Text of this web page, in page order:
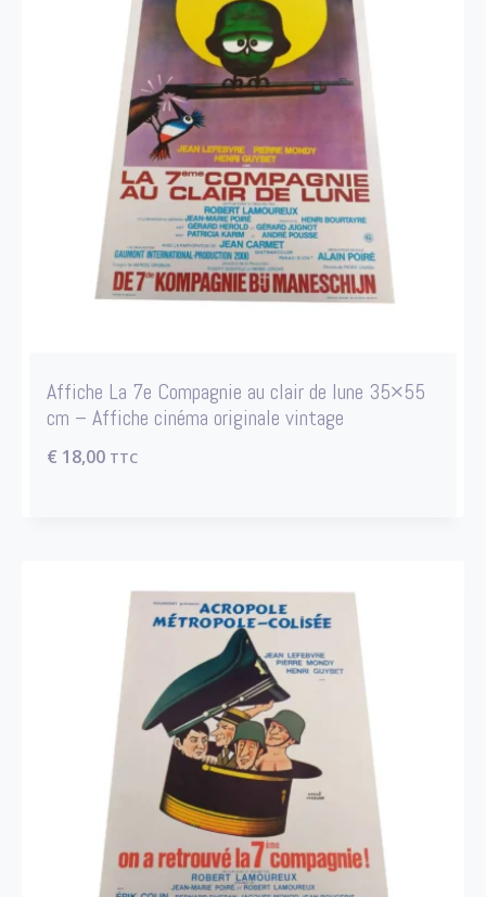
Affiche La 7e Compagnie au clair de lune 35×55
cm – Affiche cinéma originale vintage
€ 18,00 TTC